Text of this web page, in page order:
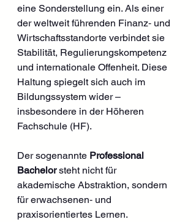
eine Sonderstellung ein. Als einer
der weltweit führenden Finanz‑ und
Wirtschaftsstandorte verbindet sie
Stabilität, Regulierungskompetenz
und internationale Offenheit. Diese
Haltung spiegelt sich auch im
Bildungssystem wider –
insbesondere in der Höheren
Fachschule (HF).
Der sogenannte Professional
Bachelor steht nicht für
akademische Abstraktion, sondern
für erwachsenen‑ und
praxisorientiertes Lernen.